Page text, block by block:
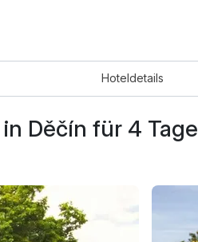
Hoteldetails
Děčín für 4 Tage